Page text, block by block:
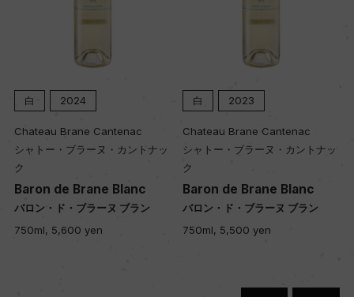
キャップの仕様
コルク
Cantenac
ーヌ・カントナッ
Blanc
ラーヌ ブラン
yen
Chateau Brane Cantenac
シャトー・ブラーヌ・カントナッ
Baron de Brane Blanc
バロン・ド・ブラーヌ ブラン
750ml, 5,500 yen
Chateau
シャトー・ブラ
Baron de
バロン・ド・ブ